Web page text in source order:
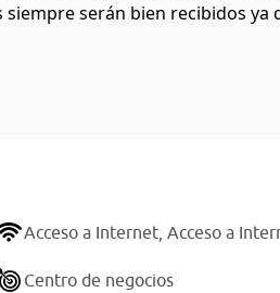
serán bien recibidos
Acceso a Internet, Acceso a
Centro de negocios